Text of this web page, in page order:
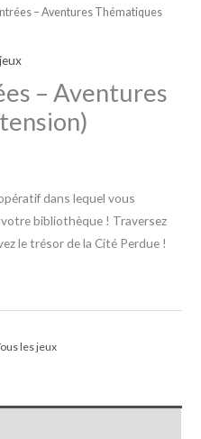
– Aventures Thématiques
– Aventures
dans lequel vous
bibliothèque ! Traversez
le trésor de la Cité Perdue !
les jeux